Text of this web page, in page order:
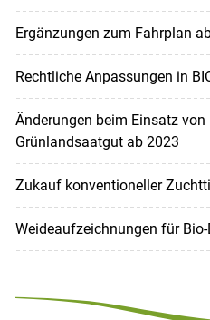
Ergänzungen zum Fahrplan
Rechtliche Anpassungen in
Änderungen beim Einsatz
Grünlandsaatgut ab 2023
Zukauf konventioneller
Weideaufzeichnungen für Bio-